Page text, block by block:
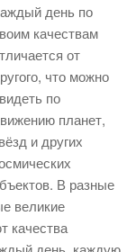
день по
качествам
от
что можно
по
планет,
и других
В разные
великие
качества